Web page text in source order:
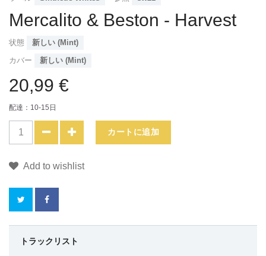
Mercalito & Beston - Harvest
状態
新しい (Mint)
カバー
新しい (Mint)
20,99 €
配達：10-15日
カートに追加
Add to wishlist
こ
トラックリスト